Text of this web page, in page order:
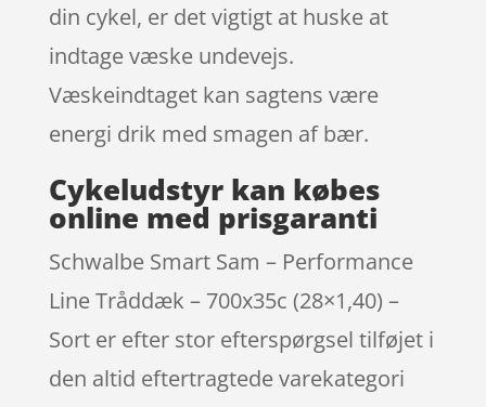
din cykel, er det vigtigt at huske at
indtage væske undevejs.
Væskeindtaget kan sagtens være
energi drik med smagen af bær.
Cykeludstyr kan købes
online med prisgaranti
Schwalbe Smart Sam – Performance
Line Tråddæk – 700x35c (28×1,40) –
Sort er efter stor efterspørgsel tilføjet i
den altid eftertragtede varekategori